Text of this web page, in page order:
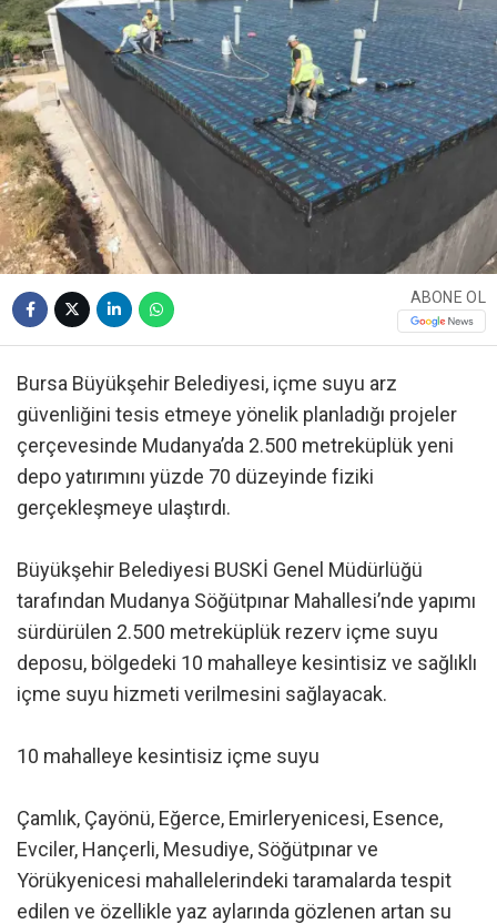
ABONE OL
Bursa Büyükşehir Belediyesi, içme suyu arz
güvenliğini tesis etmeye yönelik planladığı projeler
çerçevesinde Mudanya’da 2.500 metreküplük yeni
depo yatırımını yüzde 70 düzeyinde fiziki
gerçekleşmeye ulaştırdı.
Büyükşehir Belediyesi BUSKİ Genel Müdürlüğü
tarafından Mudanya Söğütpınar Mahallesi’nde yapımı
sürdürülen 2.500 metreküplük rezerv içme suyu
deposu, bölgedeki 10 mahalleye kesintisiz ve sağlıklı
içme suyu hizmeti verilmesini sağlayacak.
10 mahalleye kesintisiz içme suyu
Çamlık, Çayönü, Eğerce, Emirleryenicesi, Esence,
Evciler, Hançerli, Mesudiye, Söğütpınar ve
Yörükyenicesi mahallelerindeki taramalarda tespit
edilen ve özellikle yaz aylarında gözlenen artan su